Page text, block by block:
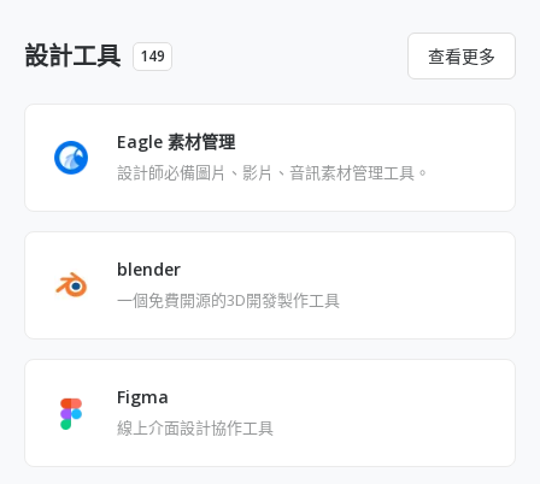
設計工具 149 查看更多
Eagle 素材管理
設計師必備圖片、影片、音訊素材管理工具。
blender
一個免費開源的3D開發製作工具
Figma
線上介面設計協作工具